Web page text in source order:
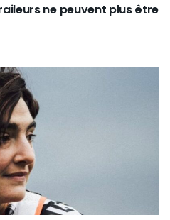
ne peuvent plus être